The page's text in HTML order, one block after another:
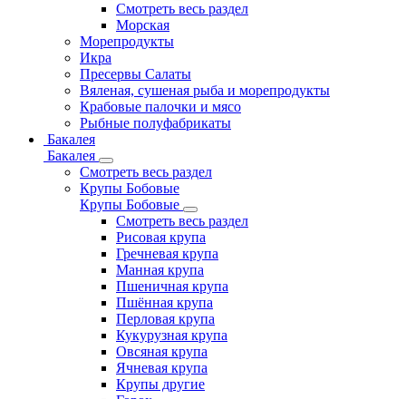
Смотреть весь раздел
Морская
Морепродукты
Икра
Пресервы Салаты
Вяленая, сушеная рыба и морепродукты
Крабовые палочки и мясо
Рыбные полуфабрикаты
Бакалея
Бакалея
Смотреть весь раздел
Крупы Бобовые
Крупы Бобовые
Смотреть весь раздел
Рисовая крупа
Гречневая крупа
Манная крупа
Пшеничная крупа
Пшённая крупа
Перловая крупа
Кукурузная крупа
Овсяная крупа
Ячневая крупа
Крупы другие